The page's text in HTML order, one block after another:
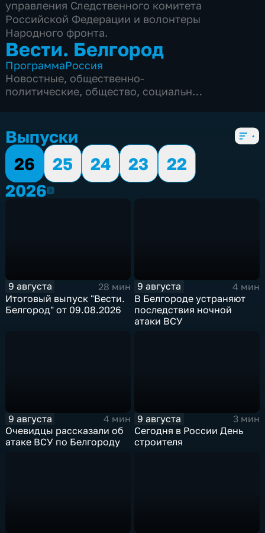
управления Следственного комитета
Российской Федерации и волонтеры
Народного фронта.
Вести. Белгород
ПрограммаРоссия
Новостные, общественно-
политические, общество, социально-
Выпуски
26
25 24 23
22
20262026
9 августа
28 мин
Итоговый выпуск "Вести.
Белгород" от 09.08.2026
9 августа
4 мин
В Белгороде устраняют
последствия ночной
атаки ВСУ
9 августа
4 мин
Очевидцы рассказали об
атаке ВСУ по Белгороду
9 августа
3 мин
Сегодня в России День
строителя